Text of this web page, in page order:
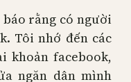
rằng có người
Tôi nhớ đến các
khoản facebook,
ngăn dân mình